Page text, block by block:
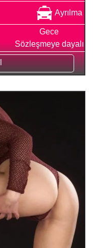
Ayrılma
Gece
Sözleşmeye dayalı